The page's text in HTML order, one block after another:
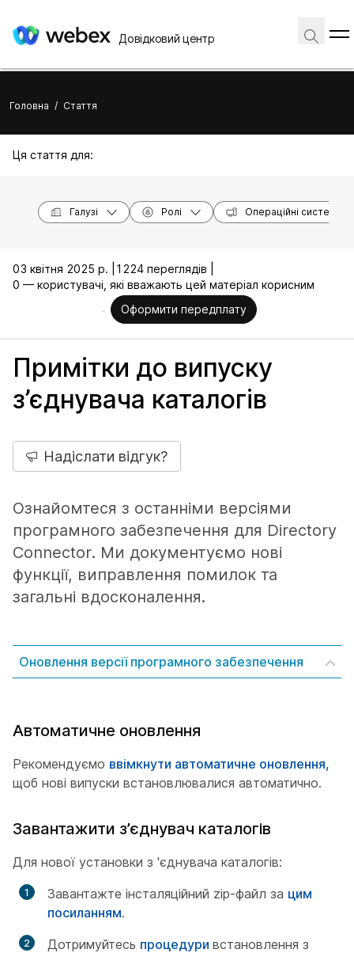
Довідковий центр
Головна / Стаття
Ця стаття для:
Галузі Ролі Операційні системи
03 квітня 2025 р. |
1224 переглядів |
0 — користувачі, які вважають цей матеріал корисним
Оформити передплату
Примітки до випуску
з’єднувача каталогів
Надіслати відгук?
Ознайомтеся з останніми версіями
програмного забезпечення для Directory
Connector. Ми документуємо нові
функції, виправлення помилок та
загальні вдосконалення.
Оновлення версії програмного забезпечення
Автоматичне оновлення
Рекомендуємо ввімкнути автоматичне оновлення,
щоб нові випуски встановлювалися автоматично.
Завантажити з’єднувач каталогів
Для нової установки з 'єднувача каталогів:
Завантажте інсталяційний zip-файл за цим
посиланням.
Дотримуйтесь процедури встановлення з